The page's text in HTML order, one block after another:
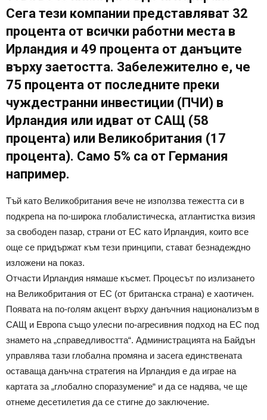
Сега тези компании представляват 32
процента от всички работни места в
Ирландия и 49 процента от данъците
върху заетостта. Забележително е, че
75 процента от последните преки
чуждестранни инвестиции (ПЧИ) в
Ирландия или идват от САЩ (58
процента) или Великобритания (17
процента). Само 5% са от Германия
например.
Тъй като Великобритания вече не използва тежестта си в
подкрепа на по-широка глобалистическа, атлантистка визия
за свободен пазар, страни от ЕС като Ирландия, които все
още се придържат към тези принципи, стават безнадеждно
изложени на показ.
Отчасти Ирландия нямаше късмет. Процесът по излизането
на Великобритания от ЕС (от британска страна) е хаотичен.
Появата на по-голям акцент върху данъчния национализъм в
САЩ и Европа също улесни по-агресивния подход на ЕС под
знамето на „справедливостта“. Администрацията на Байдън
управлява тази глобална промяна и засега единствената
оставаща данъчна стратегия на Ирландия е да играе на
картата за „глобално споразумение“ и да се надява, че ще
отнеме десетилетия да се стигне до заключение.